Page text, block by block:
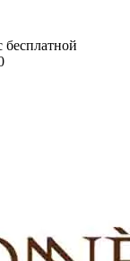
бесплатной